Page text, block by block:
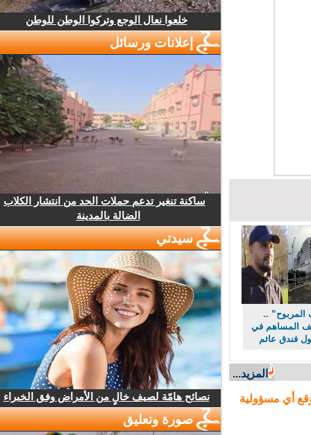
..
المساهم في
فندق عائم
المزيد...
أي مسؤولية
خلعوا نعال الوجع وتركوا الوطن للوطن
إعلانات ورسائل
ساكنة تنغير تدعم حملات الحد من انتشار الكلاب
الضالة بالمدينة
سيدتي
نصائح هامّة لصيف خالٍ من الأمراض وفق الخبراء
صورة وتعليق